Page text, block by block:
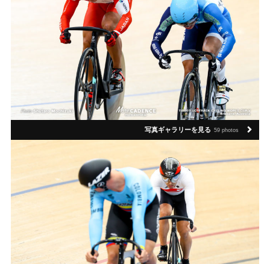
写真ギャラリーを見る 59 photos